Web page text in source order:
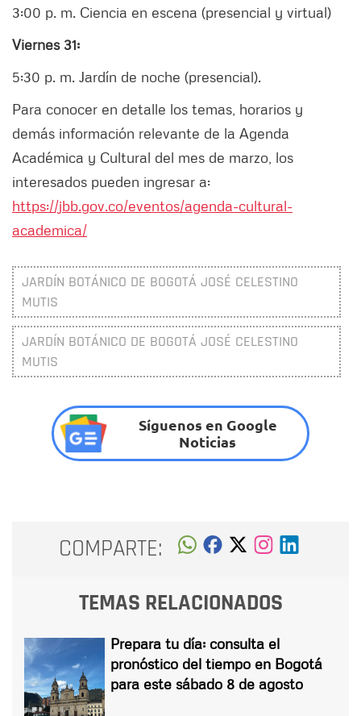
3:00 p. m. Ciencia en escena (presencial y virtual)
Viernes 31:
5:30 p. m. Jardín de noche (presencial).
Para conocer en detalle los temas, horarios y
demás información relevante de la Agenda
Académica y Cultural del mes de marzo, los
interesados pueden ingresar a:
https://jbb.gov.co/eventos/agenda-cultural-
academica/
JARDÍN BOTÁNICO DE BOGOTÁ JOSÉ CELESTINO
MUTIS
JARDÍN BOTÁNICO DE BOGOTÁ JOSÉ CELESTINO
MUTIS
Síguenos en Google
Noticias
COMPARTE:
TEMAS RELACIONADOS
Prepara tu día: consulta el
pronóstico del tiempo en Bogotá
para este sábado 8 de agosto